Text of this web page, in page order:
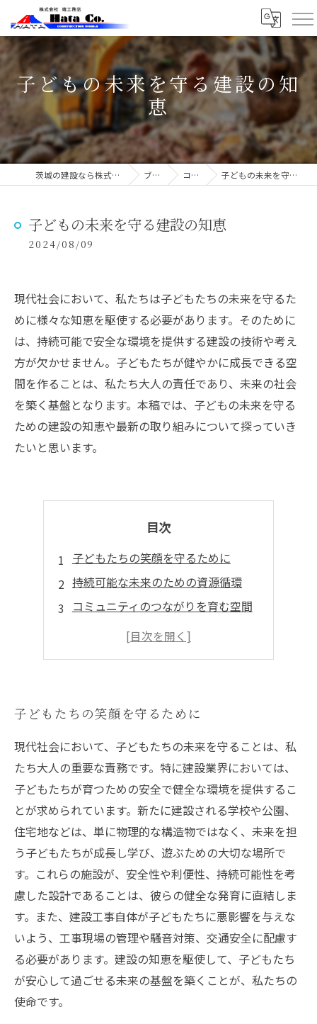
子どもの未来を守る建設の知
恵
茨城の建設なら株式会社端工務店 ブログ コラム 子どもの未来を守る建設の知恵
子どもの未来を守る建設の知恵
2024/08/09
現代社会において、私たちは子どもたちの未来を守るた
めに様々な知恵を駆使する必要があります。そのために
は、持続可能で安全な環境を提供する建設の技術や考え
方が欠かせません。子どもたちが健やかに成長できる空
間を作ることは、私たち大人の責任であり、未来の社会
を築く基盤となります。本稿では、子どもの未来を守る
ための建設の知恵や最新の取り組みについて探っていき
たいと思います。
目次
子どもたちの笑顔を守るために
持続可能な未来のための資源循環
コミュニティのつながりを育む空間
地域資源を生かした教育の場
子どもたちの笑顔を守るために
現代社会において、子どもたちの未来を守ることは、私
たち大人の重要な責務です。特に建設業界においては、
子どもたちが育つための安全で健全な環境を提供するこ
とが求められています。新たに建設される学校や公園、
住宅地などは、単に物理的な構造物ではなく、未来を担
う子どもたちが成長し学び、遊ぶための大切な場所で
す。これらの施設が、安全性や利便性、持続可能性を考
慮した設計であることは、彼らの健全な発育に直結しま
す。また、建設工事自体が子どもたちに悪影響を与えな
いよう、工事現場の管理や騒音対策、交通安全に配慮す
る必要があります。建設の知恵を駆使して、子どもたち
が安心して過ごせる未来の基盤を築くことが、私たちの
使命です。